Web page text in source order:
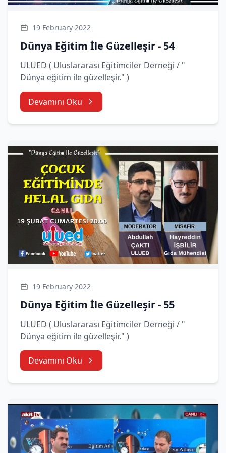
19 February 2022
Dünya Eğitim İle Güzelleşir - 54
ULUED ( Uluslararası Eğitimciler Derneği / "
Dünya eğitim ile güzelleşir." )
Devamını Oku
19 February 2022
Dünya Eğitim İle Güzelleşir - 55
ULUED ( Uluslararası Eğitimciler Derneği / "
Dünya eğitim ile güzelleşir." )
Devamını Oku